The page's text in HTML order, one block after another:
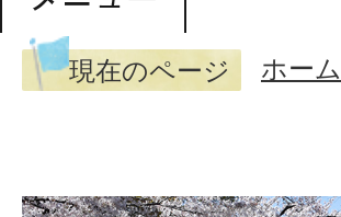
現在のページ ホーム
市